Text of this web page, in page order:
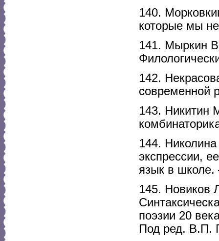
140.
которые мы
141. Мыркин
142.
современной
143. Никитин
144.
экспрессии,
язык в
145. Новиков
поэзии 20
Под ред. В.П.